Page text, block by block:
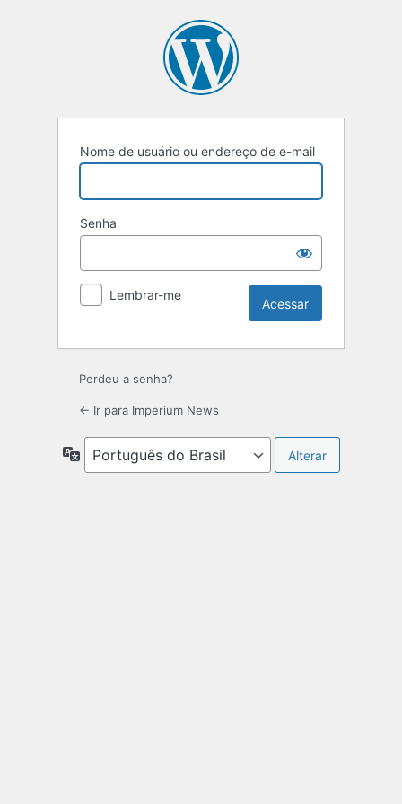
Nome de usuário ou endereço de e-mail
Senha
Lembrar-me
Perdeu a senha?
← Ir para Imperium News
Idioma